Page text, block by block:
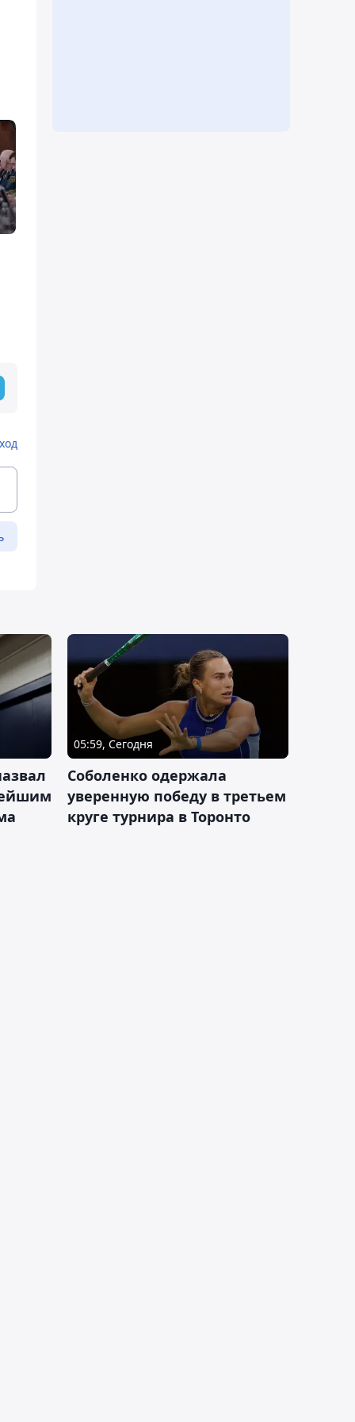
05:59, Сегодня
Соболенко одержала
уверенную победу в третьем
круге турнира в Торонто